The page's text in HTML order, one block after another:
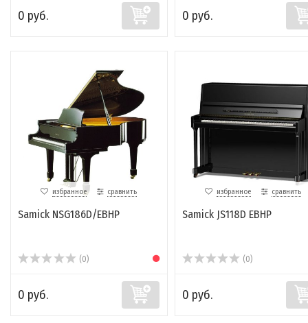
0 руб. 0 руб.
избранное сравнить
Samick NSG186D/EBHP
(0)
0 руб.
избранное сравнить
Samick JS118D EBHP
(0)
0 руб.